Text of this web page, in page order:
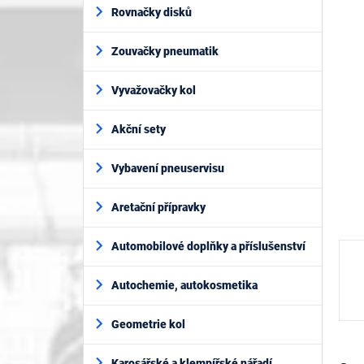
í
e
Rovnačky disků
Zouvačky pneumatik
Vyvažovačky kol
Akční sety
Vybavení pneuservisu
Aretační přípravky
Automobilové doplňky a příslušenství
Autochemie, autokosmetika
Geometrie kol